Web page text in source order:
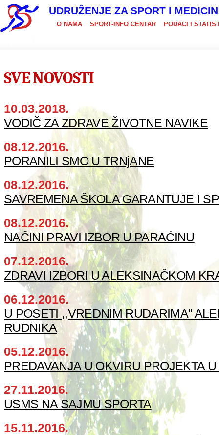
UDRUŽENJE ZA SPORT I
O NAMA SPORT-INFO CENTAR PODACI I
SVE NOVOSTI
10.03.2018.
VODIČ ZA ZDRAVE ŽIVOTNE NAVIKE
08.12.2016.
PORANILI SMO U TRNjANE
08.12.2016.
SAVREMENA ŠKOLA GARANTUJE I
08.12.2016.
NAČINI PRAVI IZBOR U PARAĆINU
07.12.2016.
ZDRAVI IZBORI U ALEKSINAČKOM
06.12.2016.
U POSETI ,,VREDNIM RUDARIMA”
RUDNIKA
05.12.2016.
PREDAVANJA U OKVIRU PROJEKTA
27.11.2016.
USMS NA SAJMU SPORTA
15.11.2016.